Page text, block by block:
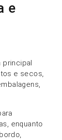
e
e secos,
enquanto